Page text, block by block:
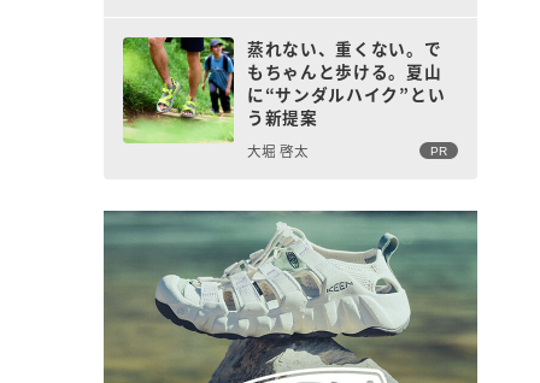
蒸れない、重くない。で
もちゃんと歩ける。夏山
に“サンダルハイク”とい
う新提案
大堀 啓太 PR